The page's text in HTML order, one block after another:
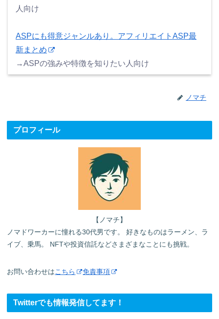
人向け
ASPにも得意ジャンルあり。アフィリエイトASP最
新まとめ
→ASPの強みや特徴を知りたい人向け
ノマチ
プロフィール
【ノマチ】
ノマドワーカーに憧れる30代男です。 好きなものはラーメン、ラ
イブ、乗馬。 NFTや投資信託などさまざまなことにも挑戦。
お問い合わせはこちら 免責事項
Twitterでも情報発信してます！